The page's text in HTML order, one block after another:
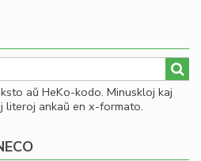
aŭ HeKo-kodo. Minuskloj kaj
literoj ankaŭ en x-formato.